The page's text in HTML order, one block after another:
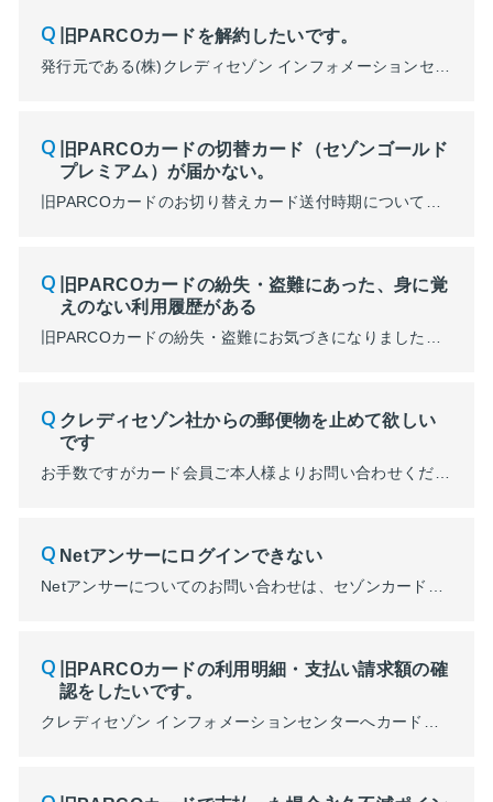
旧PARCOカードを解約したいです。
旧PARCOカードの切替カード（セゾンゴールド
プレミアム）が届かない。
旧PARCOカードの紛失・盗難にあった、身に覚
えのない利用履歴がある
クレディセゾン社からの郵便物を止めて欲しい
です
Netアンサーにログインできない
旧PARCOカードの利用明細・支払い請求額の確
認をしたいです。